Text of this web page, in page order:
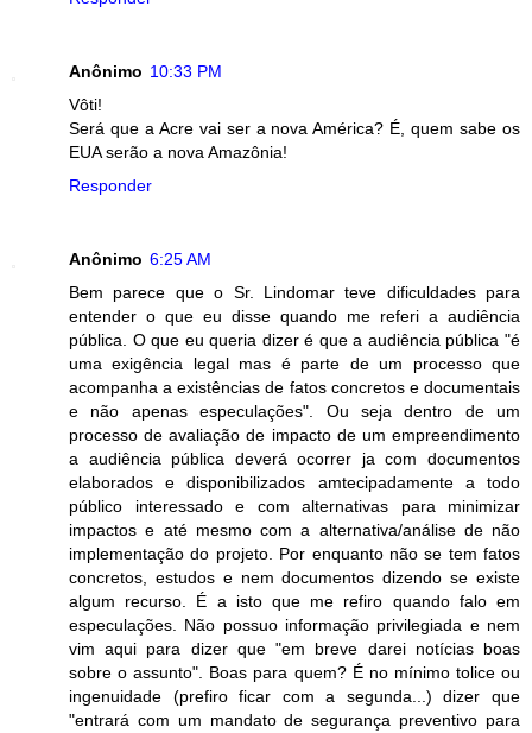
Anônimo 10:33 PM
Vôti!
Será que a Acre vai ser a nova América? É, quem sabe os
EUA serão a nova Amazônia!
Responder
Anônimo 6:25 AM
Bem parece que o Sr. Lindomar teve dificuldades para
entender o que eu disse quando me referi a audiência
pública. O que eu queria dizer é que a audiência pública "é
uma exigência legal mas é parte de um processo que
acompanha a existências de fatos concretos e documentais
e não apenas especulações". Ou seja dentro de um
processo de avaliação de impacto de um empreendimento
a audiência pública deverá ocorrer ja com documentos
elaborados e disponibilizados amtecipadamente a todo
público interessado e com alternativas para minimizar
impactos e até mesmo com a alternativa/análise de não
implementação do projeto. Por enquanto não se tem fatos
concretos, estudos e nem documentos dizendo se existe
algum recurso. É a isto que me refiro quando falo em
especulações. Não possuo informação privilegiada e nem
vim aqui para dizer que "em breve darei notícias boas
sobre o assunto". Boas para quem? É no mínimo tolice ou
ingenuidade (prefiro ficar com a segunda...) dizer que
"entrará com um mandato de segurança preventivo para